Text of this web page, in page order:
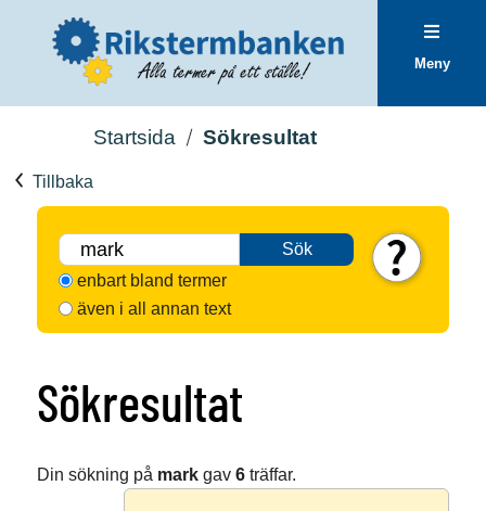
Meny
Startsida Sökresultat
Tillbaka
Sök
enbart bland termer
även i all annan text
Sökresultat
Din sökning på markgav 6träffar.